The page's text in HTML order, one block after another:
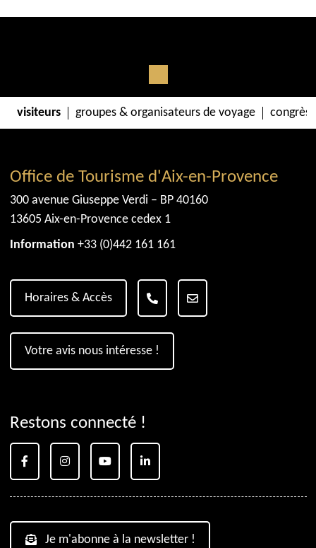
visiteurs groupes & organisateurs de voyage congrès
Office de Tourisme d'Aix-en-Provence
300 avenue Giuseppe Verdi – BP 40160
13605 Aix-en-Provence cedex 1
Information +33 (0)442 161 161
Horaires & Accès
Votre avis nous intéresse !
Restons connecté !
Je m'abonne à la newsletter !